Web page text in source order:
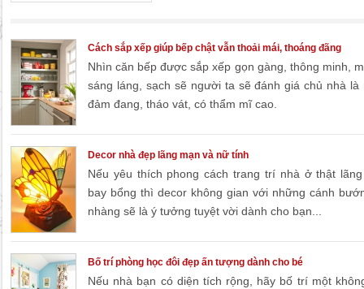
Cách sắp xếp giúp bếp chật vẫn thoải mái, thoáng đãng
Nhìn căn bếp được sắp xếp gọn gàng, thông minh,
sáng láng, sạch sẽ người ta sẽ đánh giá chủ nhà là
đảm đang, tháo vát, có thẩm mĩ cao.
Decor nhà đẹp lãng mạn và nữ tính
Nếu yêu thích phong cách trang trí nhà ở thật
bay bổng thì decor không gian với những cánh
nhàng sẽ là ý tưởng tuyệt vời dành cho bạn...
Bố trí phòng học đôi đẹp ấn tượng dành cho bé
Nếu nhà bạn có diện tích rộng, hãy bố trí một